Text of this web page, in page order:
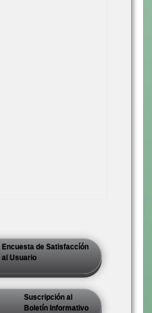
Encuesta de Satisfaccíón
al Usuario
Suscripción al
Boletín Informativo